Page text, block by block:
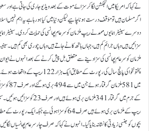
نے کہا کہ امریکا میں انجکشن لگا کر سزائے موت کے بعد ویڈیو جاری کی جاتی ہے اور
اگر مسلمان ہیں تو مؤقف درست ہونا چاہیے لیکن دنیا میں کیا ہو رہا ہے یہ اہم نہیں
دوسرے سینیٹر ہمایوں مہمد نے ریپ ملزمان کو سرعام پھانسی کی حمایت کر دی۔سینیٹر
سزائیں ہیں وہاں جرائم کم ہیں، جہاں ہاتھ کاٹے جاتے ہیں وہاں چوری بھی کم
ملزمان کو سرعام پھانسی کی سزا دینے سے متعلق بل پیش کرنے کے بعد انہوں نے
پختونخوا کی پانچ سال کی رپورٹ کے مطابق
میں 581
بچوں کو جنسی زیادتی کا نشانہ بنایا گیا۔ انہوں نے کہا کہ صرف چار سرعام پھانسیاں